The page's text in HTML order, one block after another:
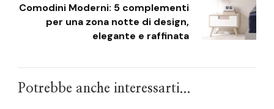
Comodini Moderni: 5 complementi
per una zona notte di design,
elegante e raffinata
Potrebbe anche interessarti...